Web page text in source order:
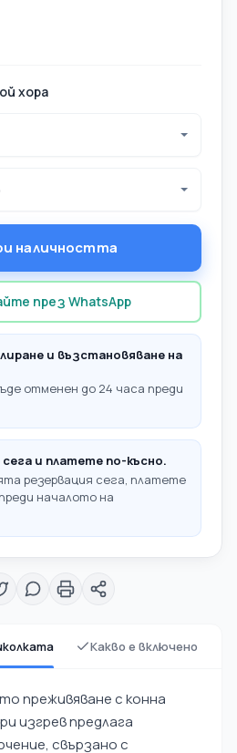
Какво е включено
преживяване с конна
изгрев предлага
свързано с
хора
наличността
през WhatsApp
и възстановяване на
отменен до 24 часа преди
и платете по-късно.
резервация сега, платете
началото на